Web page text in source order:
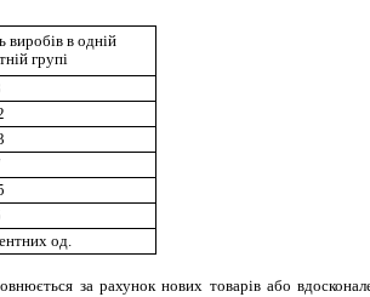
виробів в одній
групі
од.
за рахунок нових товарів або